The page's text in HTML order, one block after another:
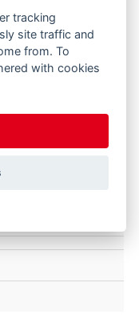
tracking
site traffic and
from. To
with cookies